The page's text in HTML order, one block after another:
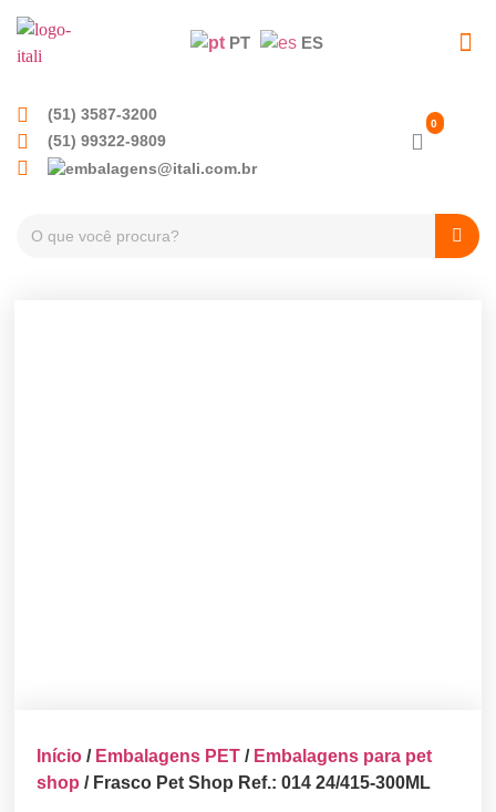
PT ES
(51) 3587-3200
(51) 99322-9809
Início / Embalagens PET / Embalagens para pet
shop / Frasco Pet Shop Ref.: 014 24/415-300ML